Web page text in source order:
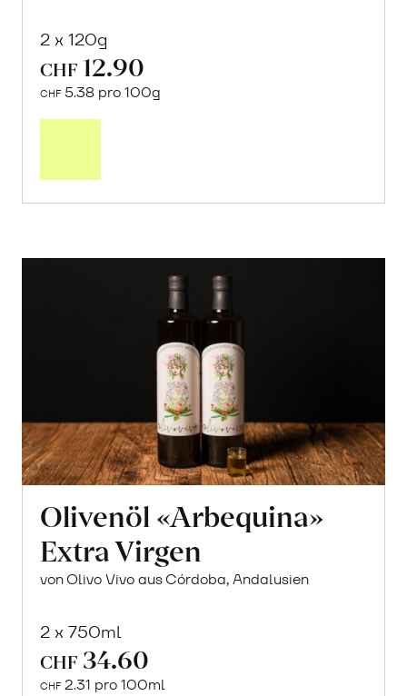
2 x 120g
CHF 12.90
CHF 5.38 pro 100g
Olivenöl «Arbequina»
Extra Virgen
von Olivo Vivo aus Córdoba, Andalusien
2 x 750ml
CHF 34.60
CHF 2.31 pro 100ml